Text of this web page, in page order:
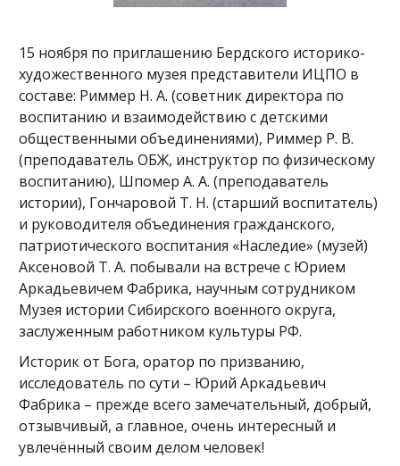
15 ноября по приглашению Бердского историко-
художественного музея представители ИЦПО в
составе: Риммер Н. А. (советник директора по
воспитанию и взаимодействию с детскими
общественными объединениями), Риммер Р. В.
(преподаватель ОБЖ, инструктор по физическому
воспитанию), Шпомер А. А. (преподаватель
истории), Гончаровой Т. Н. (старший воспитатель)
и руководителя объединения гражданского,
патриотического воспитания «Наследие» (музей)
Аксеновой Т. А. побывали на встрече с Юрием
Аркадьевичем Фабрика, научным сотрудником
Музея истории Сибирского военного округа,
заслуженным работником культуры РФ.
Историк от Бога, оратор по призванию,
исследователь по сути – Юрий Аркадьевич
Фабрика – прежде всего замечательный, добрый,
отзывчивый, а главное, очень интересный и
увлечённый своим делом человек!